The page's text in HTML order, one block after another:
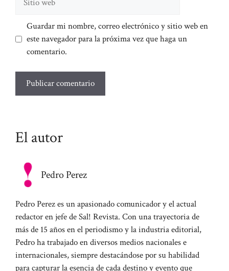
Guardar mi nombre, correo electrónico y sitio web en
este navegador para la próxima vez que haga un
comentario.
El autor
Pedro Perez
Pedro Perez es un apasionado comunicador y el actual
redactor en jefe de Sal! Revista. Con una trayectoria de
más de 15 años en el periodismo y la industria editorial,
Pedro ha trabajado en diversos medios nacionales e
internacionales, siempre destacándose por su habilidad
para capturar la esencia de cada destino y evento que